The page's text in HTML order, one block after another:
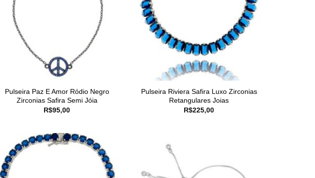
Pulseira Paz E Amor Ródio Negro
Zirconias Safira Semi Jóia
R$95,00
Pulseira Riviera Safira Luxo Zirconias
Retangulares Joias
R$225,00